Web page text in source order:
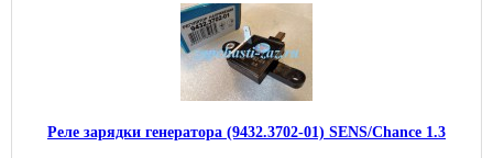
Реле зарядки генератора (9432.3702-01) SENS/Chance 1.3